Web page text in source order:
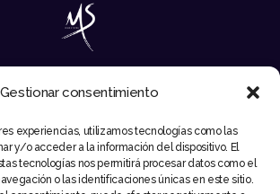
Gestionar consentimiento
experiencias, utilizamos tecnologías como las
y/o acceder a la información del dispositivo. El
tecnologías nos permitirá procesar datos como el
o las identificaciones únicas en este sitio.
EMAIL